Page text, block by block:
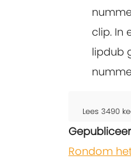
clip. In
lipdub
Lees 3490
Rondom